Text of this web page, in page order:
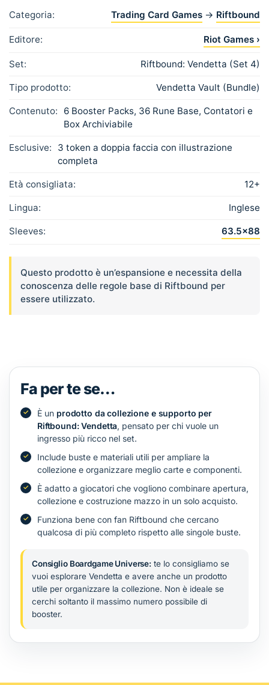
Categoria: Trading Card Games → Riftbound
Editore: Riot Games ›
Set: Riftbound: Vendetta (Set 4)
Tipo prodotto: Vendetta Vault (Bundle)
Contenuto:
6 Booster Packs, 36 Rune Base, Contatori e
Box Archiviabile
Esclusive:
3 token a doppia faccia con illustrazione
completa
Età consigliata: 12+
Lingua: Inglese
Sleeves: 63.5×88
Questo prodotto è un’espansione e necessita della
conoscenza delle regole base di Riftbound per
essere utilizzato.
Fa per te se…
È un prodotto da collezione e supporto per
Riftbound: Vendetta, pensato per chi vuole un
ingresso più ricco nel set.
Include buste e materiali utili per ampliare la
collezione e organizzare meglio carte e componenti.
È adatto a giocatori che vogliono combinare apertura,
collezione e costruzione mazzo in un solo acquisto.
Funziona bene con fan Riftbound che cercano
qualcosa di più completo rispetto alle singole buste.
Consiglio Boardgame Universe: te lo consigliamo se
vuoi esplorare Vendetta e avere anche un prodotto
utile per organizzare la collezione. Non è ideale se
cerchi soltanto il massimo numero possibile di
booster.